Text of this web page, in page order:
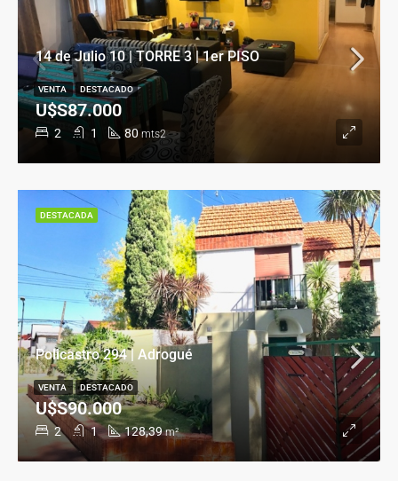
14 de Julio 10 | TORRE 3 | 1er PISO
2 1 80 mts2
U$S87.000
VENTA DESTACADO
Policastro 294 | Adrogué
2 1 128,39 m²
U$S90.000
VENTA DESTACADO
DESTACADA